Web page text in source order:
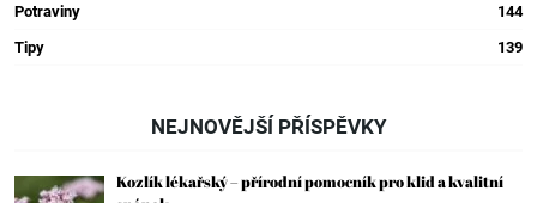
Potraviny
144
Tipy
139
NEJNOVĚJŠÍ PŘÍSPĚVKY
Kozlík lékařský – přírodní pomocník pro klid a kvalitní